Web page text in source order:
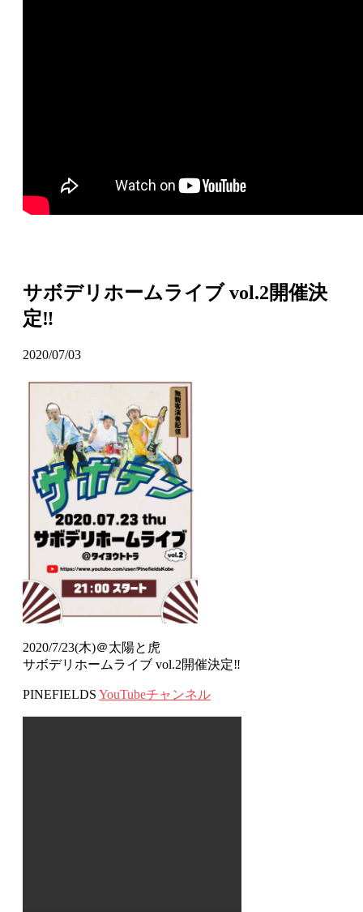
サボデリホームライブ vol.2開催決
定‼
2020/07/03
2020/7/23(木)＠太陽と虎
サボデリホームライブ vol.2開催決定‼
PINEFIELDS YouTubeチャンネル